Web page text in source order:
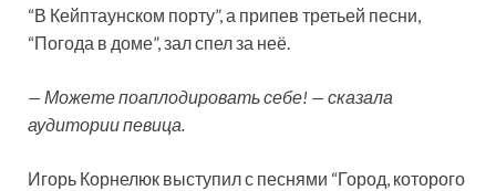
“В Кейптаунском порту”, а припев третьей песни,
“Погода в доме”, зал спел за неё.
— Можете поаплодировать себе! — сказала
аудитории певица.
Игорь Корнелюк выступил с песнями “Город, которого